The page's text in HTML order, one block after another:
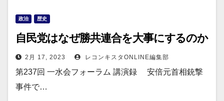
政治 歴史
自民党はなぜ勝共連合を大事にするのか
2月 17, 2023 レコンキスタONLINE編集部
第237回 一水会フォーラム 講演録 安倍元首相銃撃
事件で…